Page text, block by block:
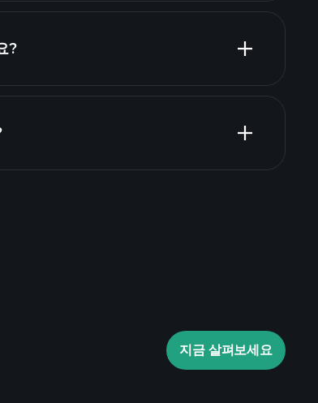
?
Playtrade Tournaments
억만장자 포트
지금 살펴보세요